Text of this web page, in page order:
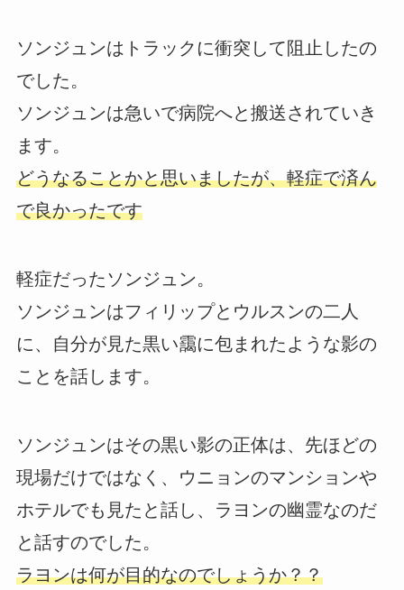
ソンジュンはトラックに衝突して阻止したの
でした。
ソンジュンは急いで病院へと搬送されていき
ます。
どうなることかと思いましたが、軽症で済ん
で良かったです
軽症だったソンジュン。
ソンジュンはフィリップとウルスンの二人
に、自分が見た黒い靄に包まれたような影の
ことを話します。
ソンジュンはその黒い影の正体は、先ほどの
現場だけではなく、ウニョンのマンションや
ホテルでも見たと話し、ラヨンの幽霊なのだ
と話すのでした。
ラヨンは何が目的なのでしょうか？？